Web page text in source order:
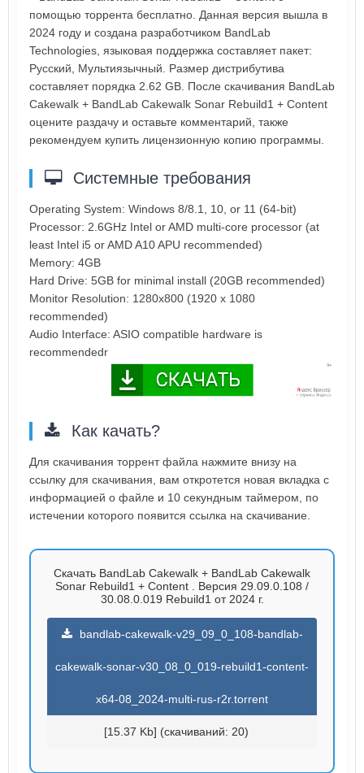
помощью торрента бесплатно. Данная версия вышла в
2024 году и создана разработчиком BandLab
Technologies, языковая поддержка составляет пакет:
Русский, Мультиязычный. Размер дистрибутива
составляет порядка 2.62 GB. После скачивания BandLab
Cakewalk + BandLab Cakewalk Sonar Rebuild1 + Content
оцените раздачу и оставьте комментарий, также
рекомендуем купить лицензионную копию программы.
Системные требования
Operating System: Windows 8/8.1, 10, or 11 (64-bit)
Processor: 2.6GHz Intel or AMD multi-core processor (at
least Intel i5 or AMD A10 APU recommended)
Memory: 4GB
Hard Drive: 5GB for minimal install (20GB recommended)
Monitor Resolution: 1280x800 (1920 x 1080
recommended)
Audio Interface: ASIO compatible hardware is
recommendedr
Как качать?
Для скачивания торрент файла нажмите внизу на
ссылку для скачивания, вам откротется новая вкладка с
информацией о файле и 10 секундным таймером, по
истечении которого появится ссылка на скачивание.
Скачать BandLab Cakewalk + BandLab Cakewalk
Sonar Rebuild1 + Content . Версия 29.09.0.108 /
30.08.0.019 Rebuild1 от 2024 г.
bandlab-cakewalk-v29_09_0_108-bandlab-
cakewalk-sonar-v30_08_0_019-rebuild1-content-
x64-08_2024-multi-rus-r2r.torrent
[15.37 Kb] (cкачиваний: 20)